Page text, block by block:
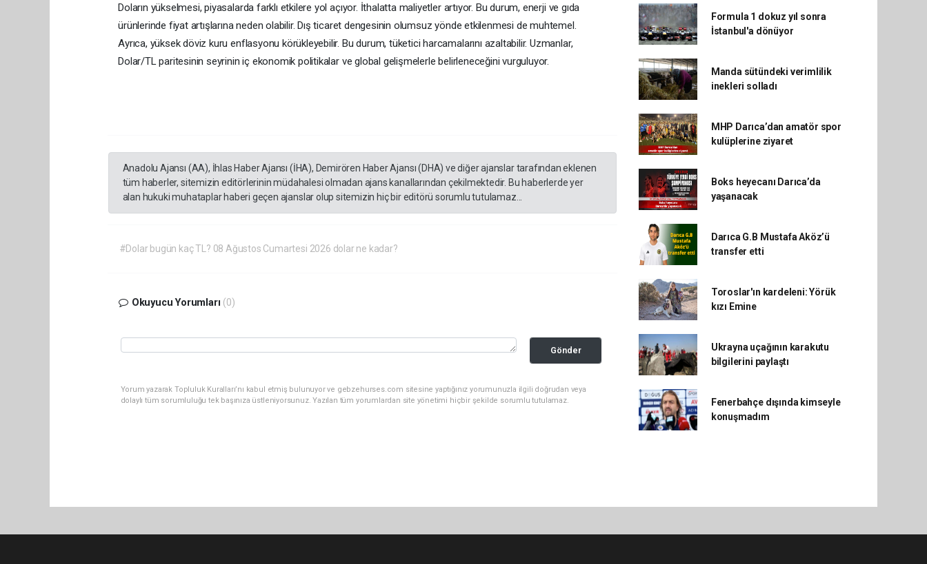
Doların yükselmesi, piyasalarda farklı etkilere yol açıyor. İthalatta maliyetler artıyor. Bu durum, enerji ve gıda
ürünlerinde fiyat artışlarına neden olabilir. Dış ticaret dengesinin olumsuz yönde etkilenmesi de muhtemel.
Ayrıca, yüksek döviz kuru enflasyonu körükleyebilir. Bu durum, tüketici harcamalarını azaltabilir. Uzmanlar,
Dolar/TL paritesinin seyrinin iç ekonomik politikalar ve global gelişmelerle belirleneceğini vurguluyor.
Anadolu Ajansı (AA), İhlas Haber Ajansı (İHA), Demirören Haber Ajansı (DHA) ve diğer ajanslar tarafından eklenen
tüm haberler, sitemizin editörlerinin müdahalesi olmadan ajans kanallarından çekilmektedir. Bu haberlerde yer
alan hukuki muhataplar haberi geçen ajanslar olup sitemizin hiç bir editörü sorumlu tutulamaz...
#Dolar bugün kaç TL? 08 Ağustos Cumartesi 2026 dolar ne kadar?
Okuyucu Yorumları (0)
Gönder
Yorum yazarak Topluluk Kuralları’nı kabul etmiş bulunuyor ve gebzehurses.com sitesine yaptığınız yorumunuzla ilgili doğrudan veya
dolaylı tüm sorumluluğu tek başınıza üstleniyorsunuz. Yazılan tüm yorumlardan site yönetimi hiçbir şekilde sorumlu tutulamaz.
Formula 1 dokuz yıl sonra
İstanbul'a dönüyor
Manda sütündeki verimlilik
inekleri solladı
MHP Darıca’dan amatör spor
kulüplerine ziyaret
Boks heyecanı Darıca’da
yaşanacak
Darıca G.B Mustafa Aköz’ü
transfer etti
Toroslar'ın kardeleni: Yörük
kızı Emine
Ukrayna uçağının karakutu
bilgilerini paylaştı
Fenerbahçe dışında kimseyle
konuşmadım